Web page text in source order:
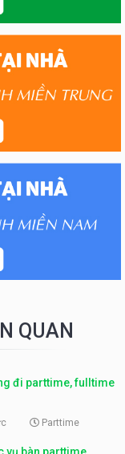
QUAN
đi parttime, fulltime
Parttime
vụ bàn parttime